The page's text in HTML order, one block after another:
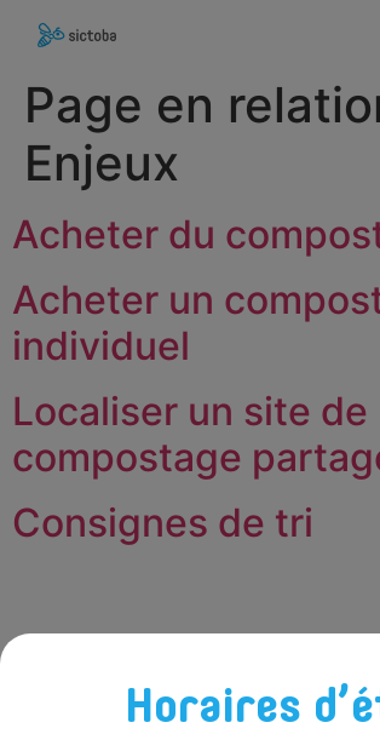
principal
Page en
Enjeux
Acheter du
Acheter un
individuel
Localiser un site de
compostage
Consignes de tri
Horaires